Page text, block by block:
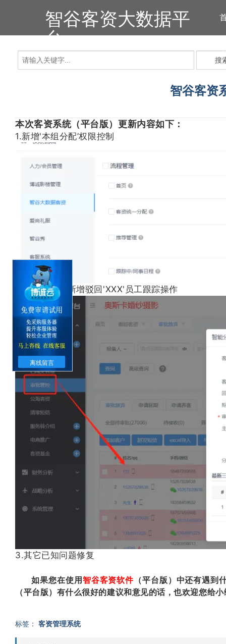
离线留言
智谷客资大数据平
台
搜
智谷客资
本次客资系统（平台版）更新内容如下：
1.新增'本组分配’权限控制
2.审批客资：新增驳回'XXX'员工跟踪操作
3.其它已知问题修复
如果您在使用 智谷客资软件 （平台版）中还有遇到
（平台版）有什么很好的建议和意见的话，也欢迎您给
标签： 客资管理系统